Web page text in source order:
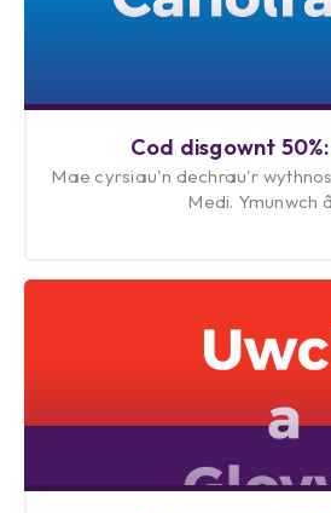
Cod disgownt
Mae cyrsiau'n dechrau'r
Medi. Ymunwch